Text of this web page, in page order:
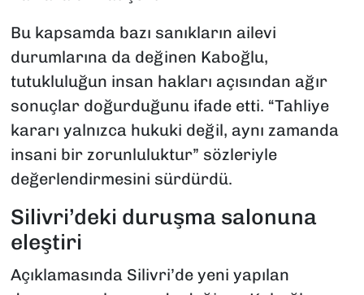
Bu kapsamda bazı sanıkların ailevi
durumlarına da değinen Kaboğlu,
tutukluluğun insan hakları açısından ağır
sonuçlar doğurduğunu ifade etti. “Tahliye
kararı yalnızca hukuki değil, aynı zamanda
insani bir zorunluluktur” sözleriyle
değerlendirmesini sürdürdü.
Silivri’deki duruşma salonuna
eleştiri
Açıklamasında Silivri’de yeni yapılan